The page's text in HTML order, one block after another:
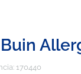
170440